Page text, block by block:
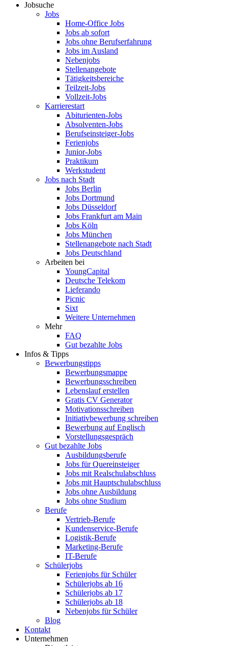
Jobsuche
Jobs
Home-Office Jobs
Jobs ab sofort
Jobs ohne Berufserfahrung
Jobs im Ausland
Nebenjobs
Stellenangebote
Tätigkeitsbereiche
Teilzeit-Jobs
Vollzeit-Jobs
Karrierestart
Abiturienten-Jobs
Absolventen-Jobs
Berufseinsteiger-Jobs
Ferienjobs
Junior-Jobs
Praktikum
Werkstudent
Jobs nach Stadt
Jobs Berlin
Jobs Dortmund
Jobs Düsseldorf
Jobs Frankfurt am Main
Jobs Köln
Jobs München
Stellenangebote nach Stadt
Jobs Deutschland
Arbeiten bei
YoungCapital
Deutsche Telekom
Lieferando
Picnic
Sixt
Weitere Unternehmen
Mehr
FAQ
Gut bezahlte Jobs
Infos & Tipps
Bewerbungstipps
Bewerbungsmappe
Bewerbungsschreiben
Lebenslauf erstellen
Gratis CV Generator
Motivationsschreiben
Initiativbewerbung schreiben
Bewerbung auf Englisch
Vorstellungsgespräch
Gut bezahlte Jobs
Ausbildungsberufe
Jobs für Quereinsteiger
Jobs mit Realschulabschluss
Jobs mit Hauptschulabschluss
Jobs ohne Ausbildung
Jobs ohne Studium
Berufe
Vertrieb-Berufe
Kundenservice-Berufe
Logistik-Berufe
Marketing-Berufe
IT-Berufe
Schülerjobs
Ferienjobs für Schüler
Schülerjobs ab 16
Schülerjobs ab 17
Schülerjobs ab 18
Nebenjobs für Schüler
Blog
Kontakt
Unternehmen